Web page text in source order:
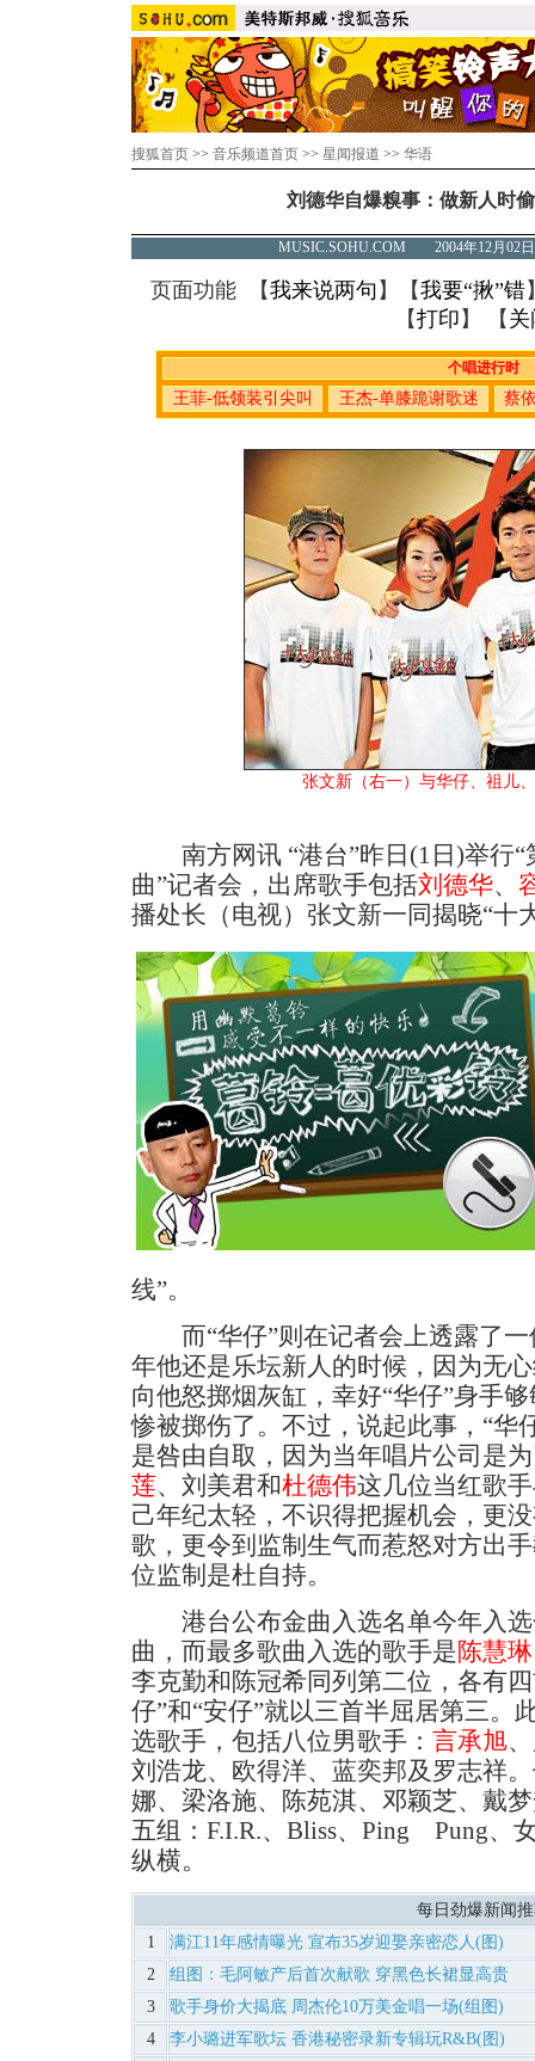
搜狐首页 >> 音乐频道首页 >> 星闻报道 >> 华语
刘德华自爆糗事：做新人时
MUSIC.SOHU.COM 2004年12月
页面功能 【我来说两句 】【我要“揪”错
【打印 】 【 关
个唱进行时
王菲-低领装引尖叫 王杰-单膝跪谢歌迷 蔡
张文新（右一）与华仔、祖儿
南方网讯 “港台”昨日(1日)举行“
曲”记者会，出席歌手包括刘德华、
播处长（电视）张文新一同揭晓“十
线”。
而“华仔”则在记者会上透露了一
年他还是乐坛新人的时候，因为无
向他怒掷烟灰缸，幸好“华仔”身手
惨被掷伤了。不过，说起此事，“华
是咎由自取，因为当年唱片公司是
莲、刘美君和杜德伟这几位当红歌
己年纪太轻，不识得把握机会，更
歌，更令到监制生气而惹怒对方出
位监制是杜自持。
港台公布金曲入选名单今年入选
曲，而最多歌曲入选的歌手是陈慧琳
李克勤和陈冠希同列第二位，各有
仔”和“安仔”就以三首半屈居第三。
选歌手，包括八位男歌手： 言承旭
刘浩龙、欧得洋、蓝奕邦及罗志祥
娜、梁洛施、陈苑淇、邓颖芝、戴
五组：F.I.R.、Bliss、Ping Pung、
纵横。
每日劲爆新闻
1
满江11年感情曝光 宣布35岁迎娶亲密恋人(图)
2
组图：毛阿敏产后首次献歌 穿黑色长裙显高贵
3
歌手身价大揭底 周杰伦10万美金唱一场(组图)
4
李小璐进军歌坛 香港秘密录新专辑玩R&B(图)